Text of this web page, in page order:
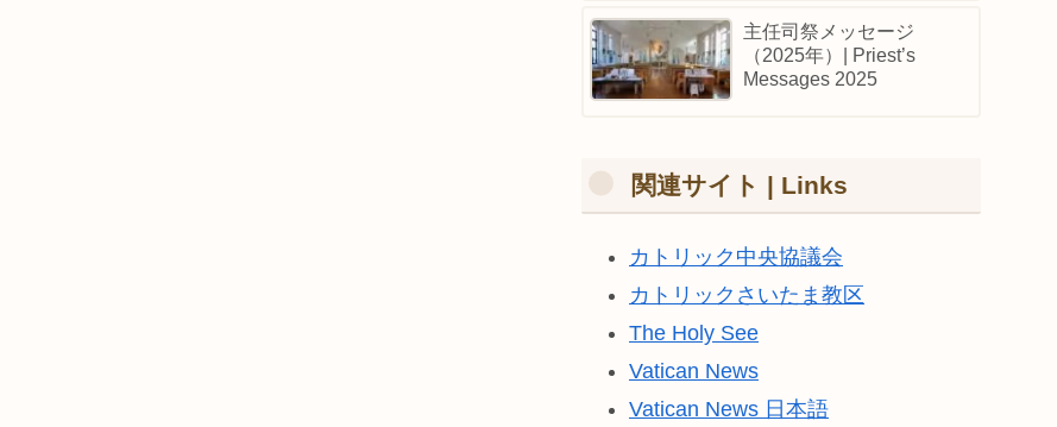
主任司祭メッセージ
（2025年）| Priest’s
Messages 2025
関連サイト | Links
カトリック中央協議会
カトリックさいたま教区
The Holy See
Vatican News
Vatican News 日本語